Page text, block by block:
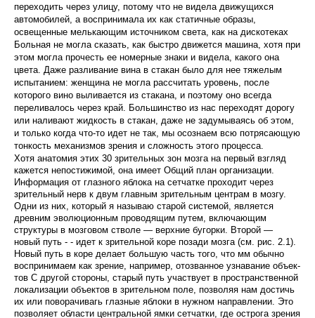
переходить через улицу, потому что не видела движущихся
автомобилей, а воспринимала их как статичные образы,
освещенные мелькающим источником света, как на дискотеках
Больная не могла сказать, как быстро движется машина, хотя при
этом могла прочесть ее номерные знаки и ви­дела, какого она
цвета. Даже разливание вина в ста­кан было для нее тяжелым
испытанием: женщина не могла рассчитать уровень, после
которого вино выли­вается из стакана, и поэтому оно всегда
переливалось через край. Большинство из нас переходят дорогу
или наливают жидкость в стакан, даже не задумы­ваясь об этом,
и только когда что-то идет не так, мы осознаем всю потрясающую
тонкость механизмов зрения и сложность этого процесса.
Хотя анатомия этих 30 зрительных зон мозга на первый взгляд
кажется непостижимой, она имеет Общий план организации.
Информация от глазного яблока на сетчатке проходит через
зрительный нерв к двум главным зрительным центрам в мозгу.
Одни из них, который я называю старой системой, является
древним эволюционным проводящим путем, включа­ющим
структуры в мозговом стволе — верхние бу­горки. Второй —
новый путь - - идет к зрительной коре позади мозга (см. рис. 2.1).
Новый путь в коре делает большую часть того, что мм обычно
воспринимаем как зрение, например, отозванное узнавание объек­
тов С другой стороны, старый путь участвует в про­странственной
локализации объектов в зрительном поле, позволяя нам достичь
их или поворачивагь глазные яблоки в нужном направлении. Это
позволяет области центральной ямки сетчатки, где острога зре­ния